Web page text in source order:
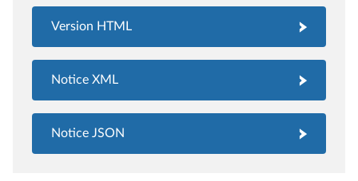
Version HTML
Notice XML
Notice JSON